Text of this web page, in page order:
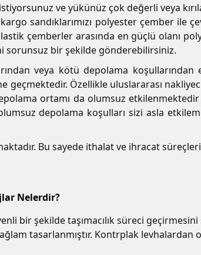
ve yükünüz çok değerli veya
sandıklarımızı polyester çember
çemberler arasında en güçlü olanı
sorunsuz bir şekilde gönderebilirsiniz.
veya kötü depolama koşullarından
geçmektedir. Özellikle uluslararası
ortamı da olumsuz
depolama koşulları sizi asla
Bu sayede ithalat ve ihracat
Nelerdir?
bir şekilde taşımacılık süreci
tasarlanmıştır. Kontrplak